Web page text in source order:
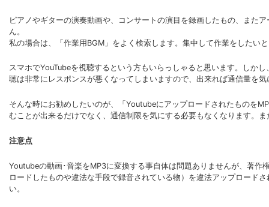
ピアノやギターの演奏動画や、コンサートの演目を録画したもの、また
ん。
私の場合は、「作業用BGM」をよく検索します。集中して作業をしたい
スマホでYouTubeを視聴するという方もいらっしゃると思います。しか
聴は非常にレスポンスが悪くなってしまいますので、出来れば通信量を
そんな時にお勧めしたいのが、「Youtubeにアップロードされたものを
むことが出来るだけでなく、通信制限を気にする必要もなくなります。
注意点
Youtubeの動画･音楽をMP3に変換する事自体は問題ありませんが、著
ロードしたものや違法な手段で録音されている物）を違法アップロード
い。